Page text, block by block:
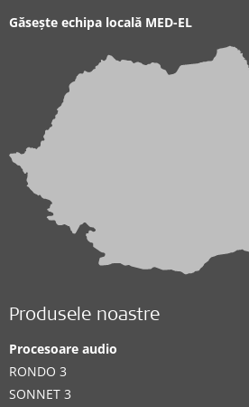
Găsește echipa locală MED-EL
Produsele noastre
Procesoare audio
RONDO 3
SONNET 3